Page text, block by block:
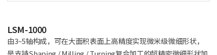
LSM-1000
由3~5轴构成，可在大面积表面上高精度实现微米级微细形状，